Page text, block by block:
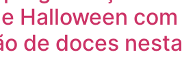
Halloween com
de doces nesta